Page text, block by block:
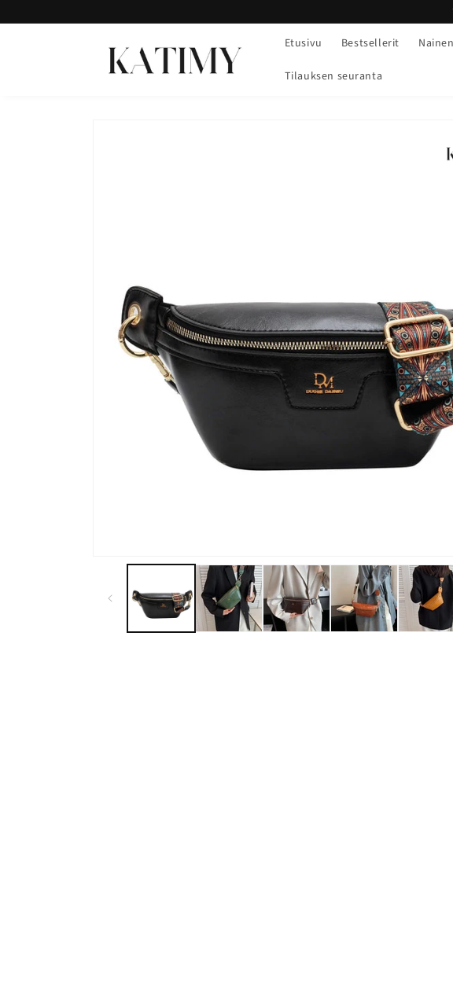
sisältöön
Etusivu Bestsellerit Nainen
Tilauksen seuranta